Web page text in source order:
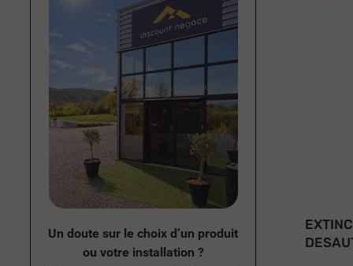
Un doute sur le choix d’un produit
ou votre installation ?